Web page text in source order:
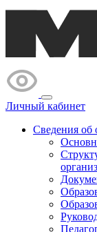
Личный кабинет
Сведения об